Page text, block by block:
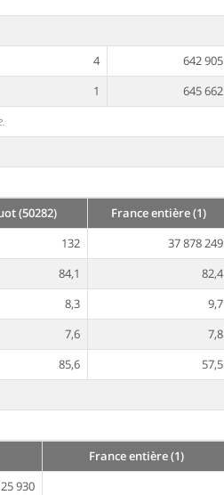
4
642 905
1
645 662
(50282)
France entière (1)
132
37 878 249
84,1
82,4
8,3
9,7
7,6
7,8
85,6
57,5
France entière (1)
25 930